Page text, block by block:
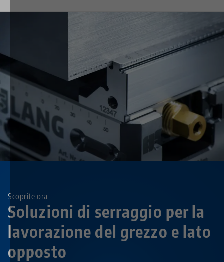
Soluzioni di serraggio per la
lavorazione del grezzo e lato
opposto
Scoprite ora: